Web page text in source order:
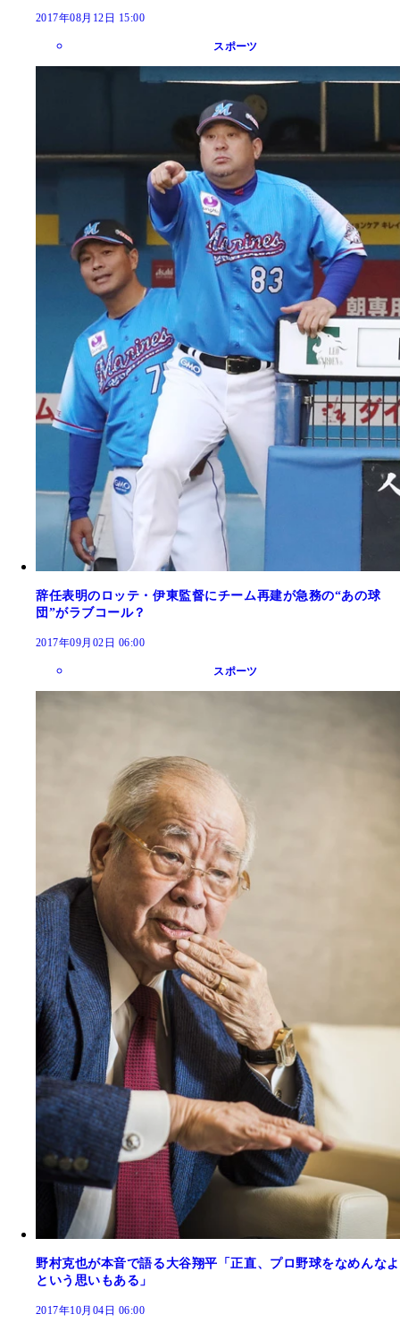
2017年08月12日 15:00
スポーツ
辞任表明のロッテ・伊東監督にチーム再建が急務の“あの球
団”がラブコール？
2017年09月02日 06:00
スポーツ
野村克也が本音で語る大谷翔平「正直、プロ野球をなめんなよ
という思いもある」
2017年10月04日 06:00